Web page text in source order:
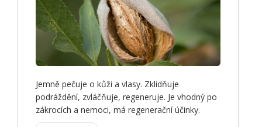
Jemně pečuje o kůži a vlasy. Zklidňuje
podráždění, zvláčňuje, regeneruje. Je vhodný po
zákrocích a nemoci, má regenerační účinky.